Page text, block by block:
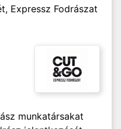
Expressz Fodrászat
munkatársakat